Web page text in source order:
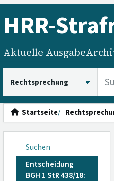
HRR-
Aktuelle Ausgabe
Startseite
Suchen
Entscheidung
BGH 1 StR 438/18: